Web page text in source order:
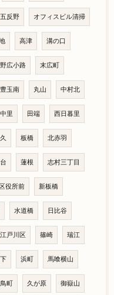
五反野 オフィスビル清掃
高津 溝の口
野広小路 末広町
豊玉南 丸山 中村北
中里 田端 西日暮里
板橋 北赤羽
蓮根 志村三丁目
役所前 新板橋
水道橋 日比谷
江戸川区 篠崎 瑞江
浜町 馬喰横山
町 久が原 御嶽山